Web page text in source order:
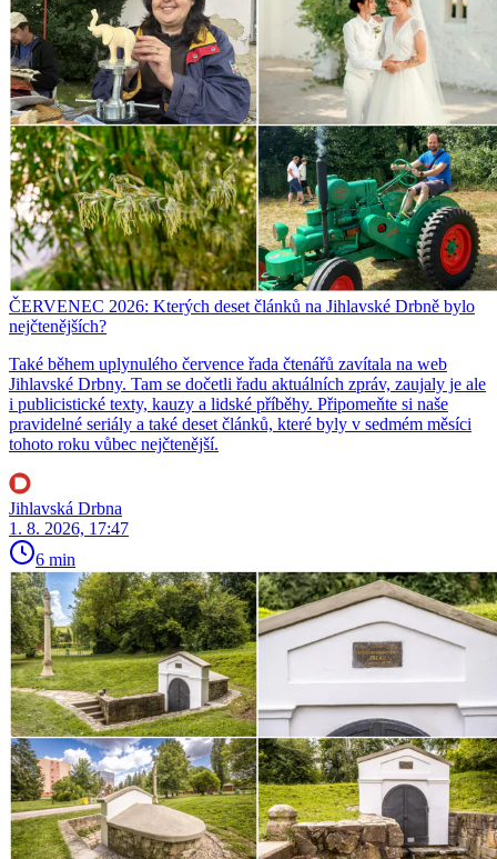
ČERVENEC 2026: Kterých deset článků na Jihlavské Drbně bylo
nejčtenějších?
Také během uplynulého července řada čtenářů zavítala na web
Jihlavské Drbny. Tam se dočetli řadu aktuálních zpráv, zaujaly je ale
i publicistické texty, kauzy a lidské příběhy. Připomeňte si naše
pravidelné seriály a také deset článků, které byly v sedmém měsíci
tohoto roku vůbec nejčtenější.
Jihlavská Drbna
1. 8. 2026, 17:47
6 min